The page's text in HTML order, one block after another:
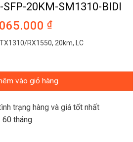
SFP-20KM-SM1310-BIDI
₫Giá
hiện
tại
3.065.000 ₫.
RX1550, 20km, LC
TX1310/RX1550, 20km, LC NIS-GE-
vào giỏ hàng
trạng hàng và giá tốt nhất
60 tháng